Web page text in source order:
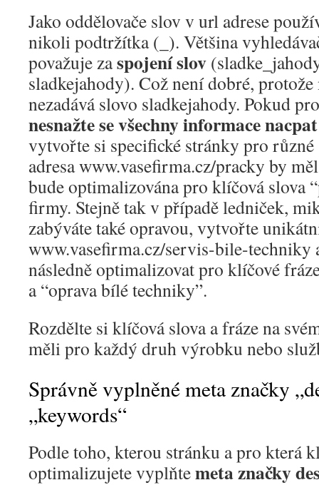
Jako oddělovače slov v url adrese
nikoli podtržítka (_). Většina
považuje zaspojení slov
sladkejahody). Což není dobré,
nezadává slovo sladkejahody. Pokud
nesnažte se všechny informace
vytvořte si specifické stránky pro
adresa www.vasefirma.cz/pracky by
bude optimalizována pro klíčová slova
firmy. Stejně tak v případě ledniček,
zabýváte také opravou, vytvořte
www.vasefirma.cz/servis-bile-techniky
následně optimalizovat pro klíčové
a “oprava bílé techniky”.
Rozdělte si klíčová slova a fráze na
měli pro každý druh výrobku nebo
Správně vyplněné meta značky
„keywords“
Podle toho, kterou stránku a pro která
optimalizujete vyplňtemeta značky